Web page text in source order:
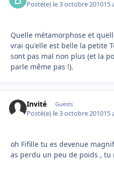
Posté(e) le 3 octobre 201015
Quelle métamorphose et
vrai qu'elle est belle la petite
sont pas mal non plus (et la
parle même pas !).
Invité Guests
Posté(e) le 3 octobre 201015
oh Fifille tu es devenue
as perdu un peu de poids , tu